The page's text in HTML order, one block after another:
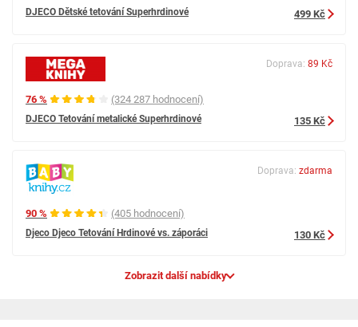
DJECO Dětské tetování Superhrdinové 499 Kč
76 % (324 287 hodnocení)
DJECO Tetování metalické Superhrdinové
Doprava: 89 Kč
135 Kč
90 % (405 hodnocení)
Djeco Djeco Tetování Hrdinové vs. záporáci
Doprava: zdarma
130 Kč
Zobrazit další nabídky